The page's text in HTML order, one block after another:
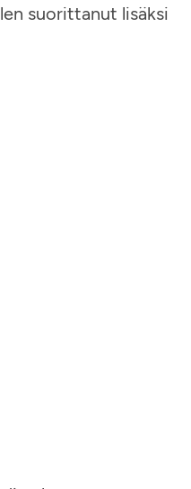
suorittanut lisäksi